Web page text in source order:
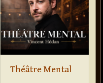
Théâtre Mental